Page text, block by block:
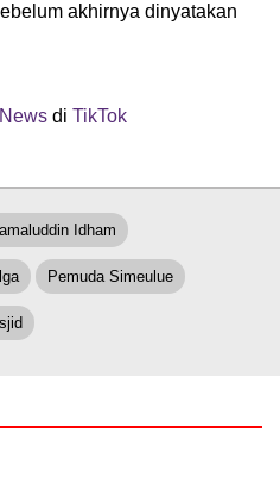
akhirnya dinyatakan
di TikTok
Idham
Pemuda Simeulue